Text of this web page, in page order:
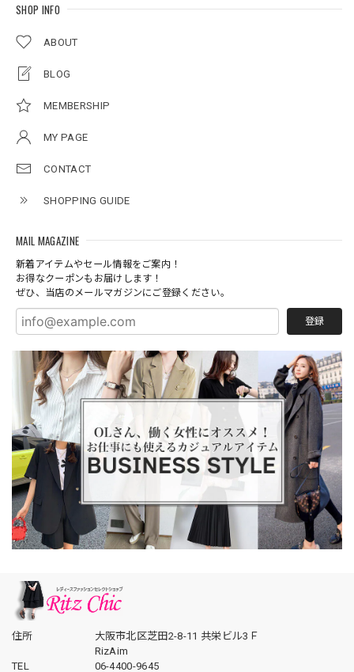
SHOP INFO
ABOUT
BLOG
MEMBERSHIP
MY PAGE
CONTACT
SHOPPING GUIDE
MAIL MAGAZINE
新着アイテムやセール情報をご案内！
お得なクーポンもお届けします！
ぜひ、当店のメールマガジンにご登録ください。
登録
住所
大阪市北区芝田2-8-11 共栄ビル3Ｆ
RizAim
TEL
06-4400-9645